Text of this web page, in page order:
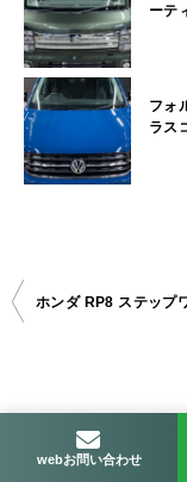
ーテ
フォ
ラス
投
ゲwebお問い合わせ